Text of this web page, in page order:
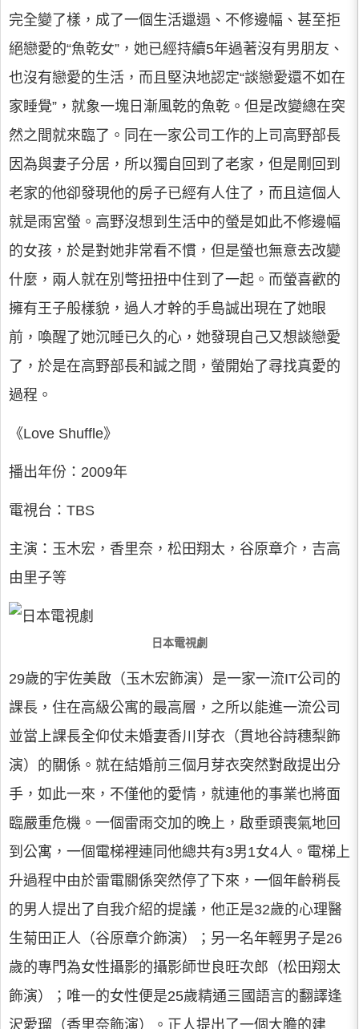
完全變了樣，成了一個生活邋遢、不修邊幅、甚至拒
絕戀愛的“魚乾女”，她已經持續5年過著沒有男朋友、
也沒有戀愛的生活，而且堅決地認定“談戀愛還不如在
家睡覺”，就象一塊日漸風乾的魚乾。但是改變總在突
然之間就來臨了。同在一家公司工作的上司高野部長
因為與妻子分居，所以獨自回到了老家，但是剛回到
老家的他卻發現他的房子已經有人住了，而且這個人
就是雨宮螢。高野沒想到生活中的螢是如此不修邊幅
的女孩，於是對她非常看不慣，但是螢也無意去改變
什麼，兩人就在別彆扭扭中住到了一起。而螢喜歡的
擁有王子般樣貌，過人才幹的手島誠出現在了她眼
前，喚醒了她沉睡已久的心，她發現自己又想談戀愛
了，於是在高野部長和誠之間，螢開始了尋找真愛的
過程。
《Love Shuffle》
播出年份：2009年
電視台：TBS
主演：玉木宏，香里奈，松田翔太，谷原章介，吉高
由里子等
日本電視劇
29歲的宇佐美啟（玉木宏飾演）是一家一流IT公司的
課長，住在高級公寓的最高層，之所以能進一流公司
並當上課長全仰仗未婚妻香川芽衣（貫地谷詩穗梨飾
演）的關係。就在結婚前三個月芽衣突然對啟提出分
手，如此一來，不僅他的愛情，就連他的事業也將面
臨嚴重危機。一個雷雨交加的晚上，啟垂頭喪氣地回
到公寓，一個電梯裡連同他總共有3男1女4人。電梯上
升過程中由於雷電關係突然停了下來，一個年齡稍長
的男人提出了自我介紹的提議，他正是32歲的心理醫
生菊田正人（谷原章介飾演）；另一名年輕男子是26
歲的專門為女性攝影的攝影師世良旺次郎（松田翔太
飾演）；唯一的女性便是25歲精通三國語言的翻譯逢
沢愛瑠（香里奈飾演）。正人提出了一個大膽的建